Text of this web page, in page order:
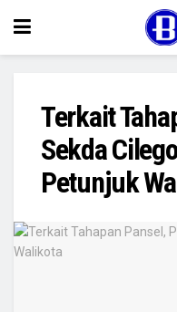
Terkait
Sekda
Petunjuk